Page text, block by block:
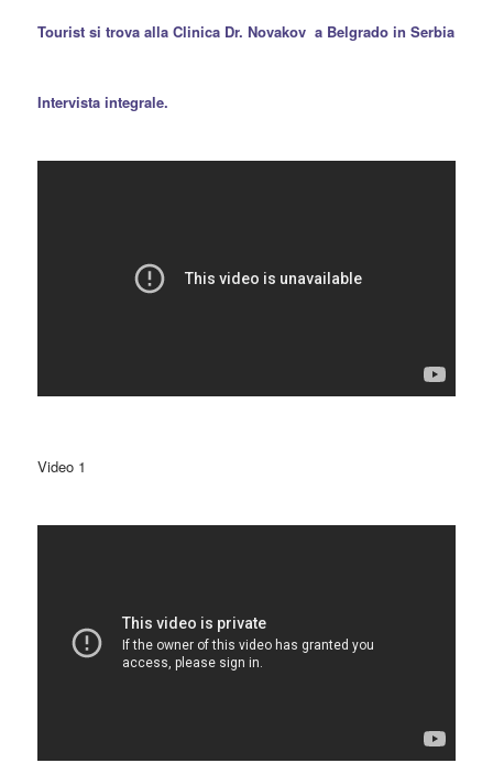
Tourist si trova alla Clinica Dr. Novakova Belgrado in Serbia
Intervista integrale.
Video 1